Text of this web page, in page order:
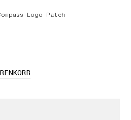
Logo-Patch